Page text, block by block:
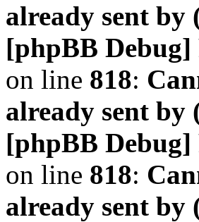
already sent by
[phpBB Debug]
on line 818:
already sent by
[phpBB Debug]
on line 818:
already sent by